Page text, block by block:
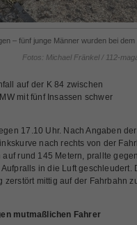
– fünf junge Männer wurden bei dem
Fotos: Michael Fränkel / 112-
auf der K 84 zwischen
mit fünf Insassen schwer
17.10 Uhr. Nach Angaben der
nach rechts von der
rund 145 Metern, prallte gegen
in die Luft geschleudert.
mittig auf der Fahrbahn
mutmaßlichen Fahrer